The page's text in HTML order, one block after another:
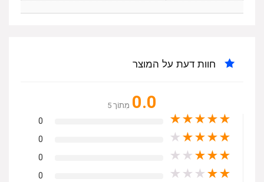
חוות דעת על המוצר
0.0 מִתוֹך 5
★
★
★
★
★
0
★
★
★
★
★
0
★
★
★
★
★
0
★
★
★
★
★
0